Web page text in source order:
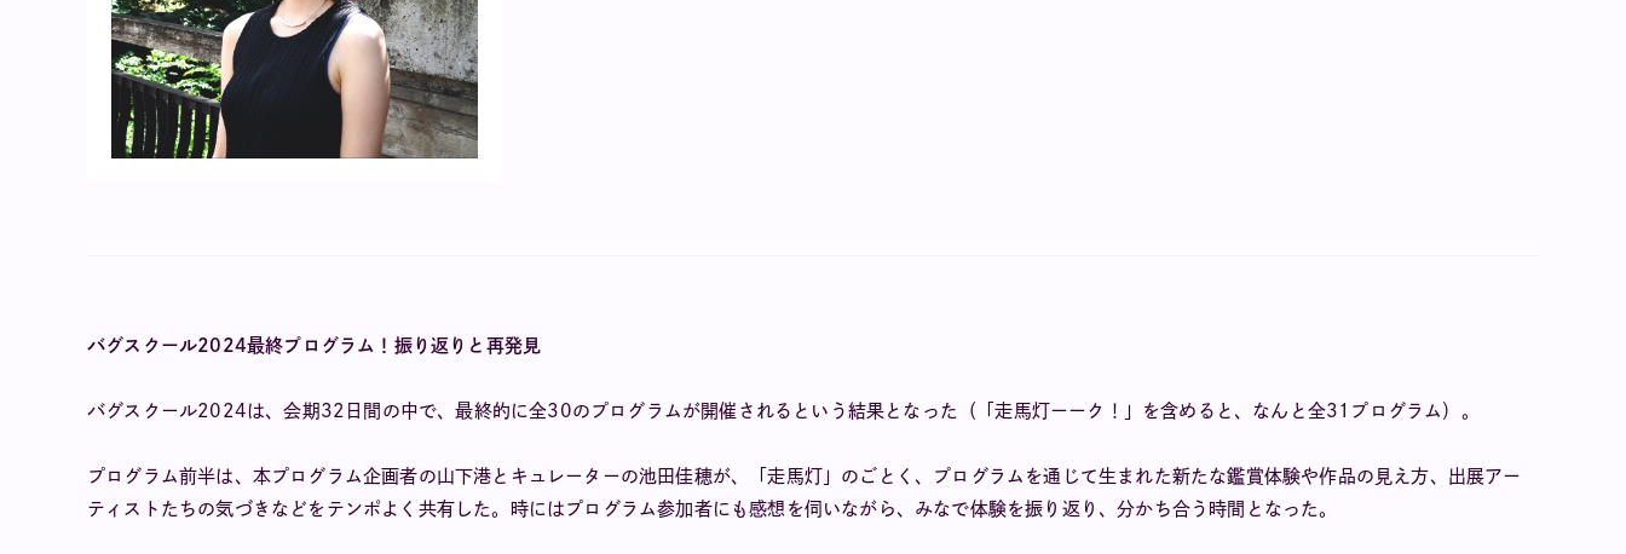
バグスクール2024最終プログラム！振り返りと再発見
バグスクール2024は、会期32日間の中で、最終的に全30のプログラムが開催されるという結果となった（「走馬灯ーーク！」を含めると、なんと全31プログラム）。
プログラム前半は、本プログラム企画者の山下港とキュレーターの池田佳穂が、「走馬灯」のごとく、プログラムを通じて生まれた新たな鑑賞体験や作品の見え方、出展アー
ティストたちの気づきなどをテンポよく共有した。時にはプログラム参加者にも感想を伺いながら、みなで体験を振り返り、分かち合う時間となった。